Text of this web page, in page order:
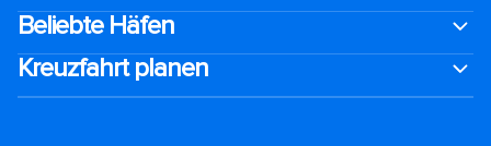
Beliebte Häfen
Kreuzfahrt planen